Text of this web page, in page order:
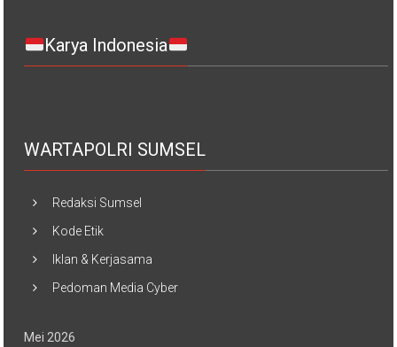
Karya Indonesia
WARTAPOLRI SUMSEL
Redaksi Sumsel
Kode Etik
Iklan & Kerjasama
Pedoman Media Cyber
Mei 2026